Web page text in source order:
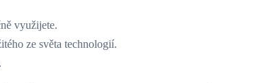
využijete.
ze světa technologií.